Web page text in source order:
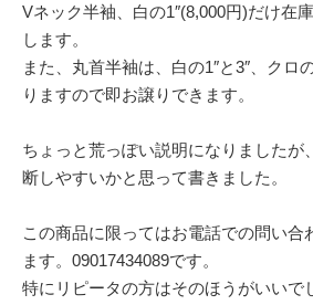
Vネック半袖、白の1″(8,000円)だけ在
します。
また、丸首半袖は、白の1″と3″、クロ
りますので即お譲りできます。
ちょっと荒っぽい説明になりましたが
断しやすいかと思って書きました。
この商品に限ってはお電話での問い合
ます。09017434089です。
特にリピータの方はそのほうがいいで